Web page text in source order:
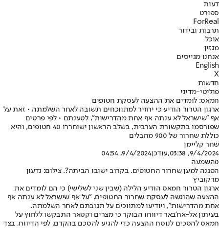
דעות
ספורט
ForReal
תרבות ובידור
אוכל
מגזין
אנחנו מגייסים
English
X
חדשות
פוליטי-מדיני
חמאס: לומדים את ההצעה לעסקת חטופים
ארגון הטרור הודיע כי יחזיר למתווכחים תשובה לאחר השלמתה • זאת על
אף "שישראל לא ענתה אף אחת מהדרישות", לטענתם • לפי פרטים
שפורסמו בתקשורת הערבית, בשלב הראשון ישוחררו 40 חטופים, והיא
כוללת שחרור של 900 מחבלים
שחר קליימן
9/4/2024, 03:38
,עודכן9/4/2024, 04:54
0השמעה
הפגנה למען שחרור החטופים. בקרוב ישובו הביתה?. צילום: גדעון
מרקוביץ
ארגון הטרור חמאס הודיע הלילה (שבין שני לשלישי) כי הם לומדים את
ההצעה שהוגשה לעסקת שחרור החטופים, "על אף שישראל לא ענתה אף
אחת מהדרישות", ויודיעו למתווכים על תגובתם לאחר השלמתה.
בעיתון אל-אח'באר דיווחו הבוקר כי מצרים וקטאר התבקשו ללחוץ על
חמאס להסכים לנוסח ההצעה כדי להגיע להסכם בהקדם. לפי הדיווח, בצד